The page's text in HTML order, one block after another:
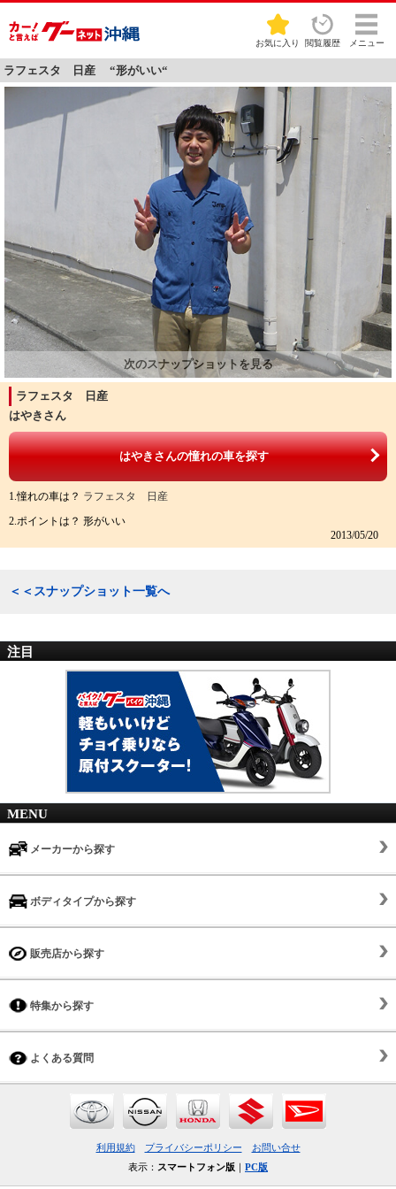
お気に入り 閲覧履歴 メニュー
ラフェスタ 日産 “形がいい“
ラフェスタ 日産
はやきさん
はやきさんの憧れの車を探す
1.憧れの車は？ ラフェスタ 日産
2.ポイントは？ 形がいい
2013/05/20
＜＜スナップショット一覧へ
注目
MENU
メーカーから探す
ボディタイプから探す
販売店から探す
特集から探す
よくある質問
利用規約 プライバシーポリシー
お問い合せ
表示： スマートフォン版 ｜ PC版